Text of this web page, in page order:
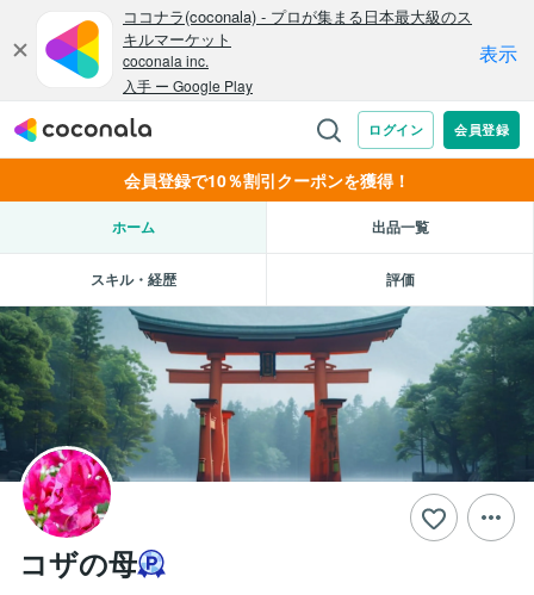
会員登録で10％割引クーポンを獲得！
ホーム 出品一覧
スキル・経歴 評価
コザの母